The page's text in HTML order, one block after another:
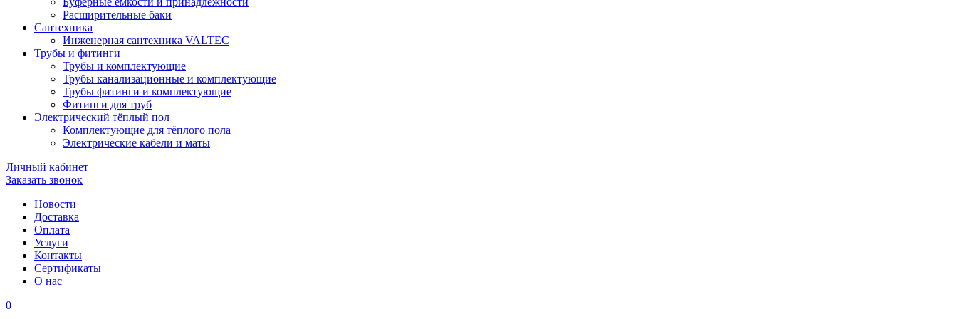
Расширительные баки
Сантехника
Инженерная сантехника VALTEC
Трубы и фитинги
Трубы и комплектующие
Трубы канализационные и комплектующие
Трубы фитинги и комплектующие
Фитинги для труб
Электрический тёплый пол
Комплектующие для тёплого пола
Электрические кабели и маты
Личный кабинет
Заказать звонок
Новости
Доставка
Оплата
Услуги
Контакты
Cертификаты
О нас
0